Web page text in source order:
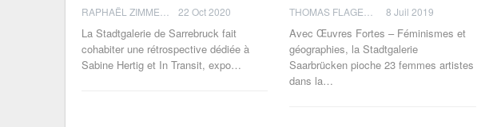
22 Oct 2020
La Stadtgalerie de Sarrebruck fait
cohabiter une rétrospective dédiée à
Sabine Hertig et In Transit, expo…
8 Juil 2019
Avec Œuvres Fortes – Féminismes et
géographies, la Stadtgalerie
Saarbrücken pioche 23 femmes artistes
dans la…